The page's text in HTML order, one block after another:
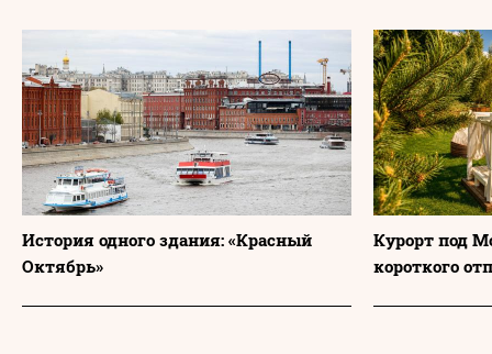
История одного здания: «Красный
Октябрь»
Курорт под
короткого